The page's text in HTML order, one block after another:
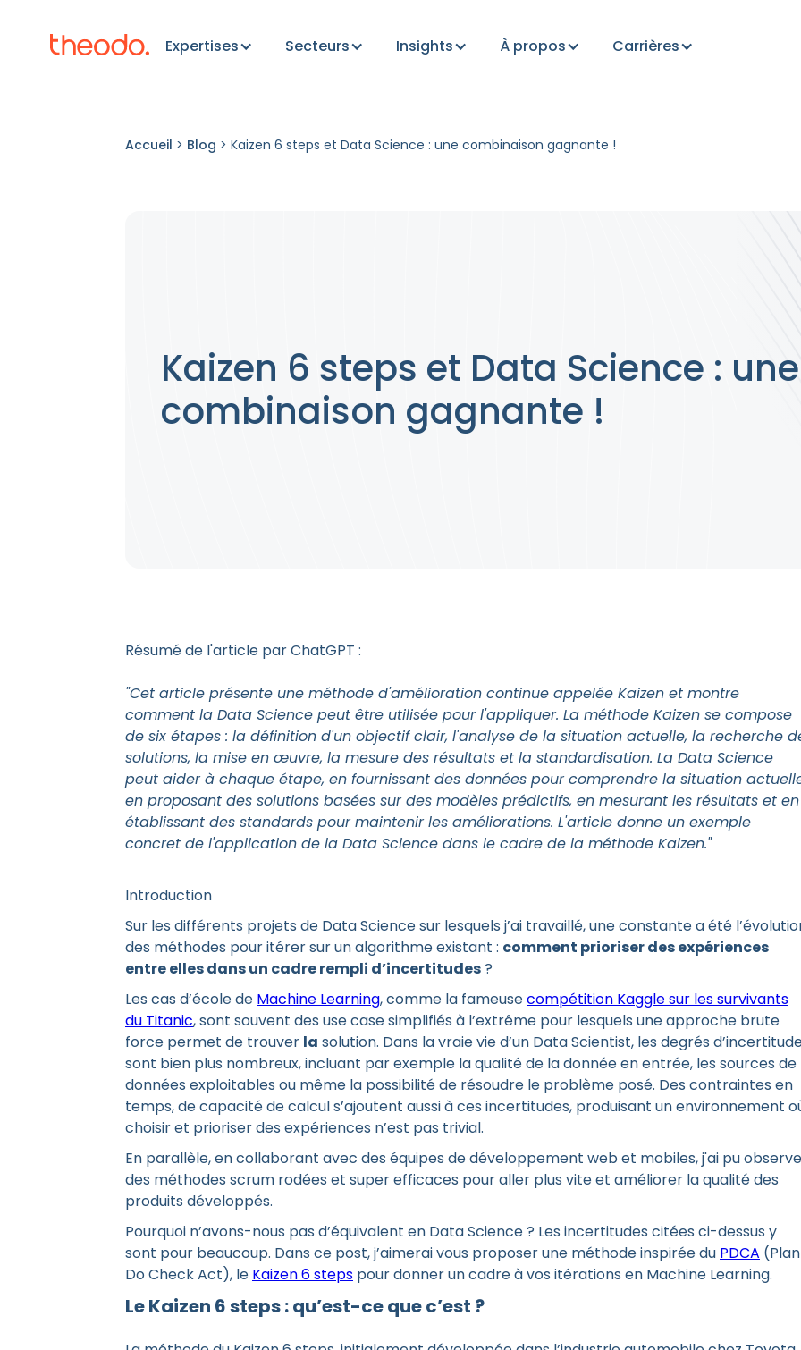
Expertises Secteurs Insights À propos Carrières
Accueil > Blog > Kaizen 6 steps et Data Science : une combinaison gagnante !
Kaizen 6 steps et Data Science : une
combinaison gagnante !
Résumé de l'article par ChatGPT :
"Cet article présente une méthode d'amélioration continue appelée Kaizen et montre
comment la Data Science peut être utilisée pour l'appliquer. La méthode Kaizen se compose
de six étapes : la définition d'un objectif clair, l'analyse de la situation actuelle, la recherche
solutions, la mise en œuvre, la mesure des résultats et la standardisation. La Data Science
peut aider à chaque étape, en fournissant des données pour comprendre la situation
en proposant des solutions basées sur des modèles prédictifs, en mesurant les résultats et en
établissant des standards pour maintenir les améliorations. L'article donne un exemple
concret de l'application de la Data Science dans le cadre de la méthode Kaizen."
Introduction
Sur les différents projets de Data Science sur lesquels j’ai travaillé, une constante a été
des méthodes pour itérer sur un algorithme existant : comment prioriser des expériences
entre elles dans un cadre rempli d’incertitudes?
Les cas d’école de Machine Learning, comme la fameusecompétition Kaggle sur les survivants
du Titanic, sont souvent des use case simplifiés à l’extrême pour lesquels une approche brute
force permet de trouver la solution. Dans la vraie vie d’un Data Scientist, les degrés
sont bien plus nombreux, incluant par exemple la qualité de la donnée en entrée, les sources de
données exploitables ou même la possibilité de résoudre le problème posé. Des contraintes en
temps, de capacité de calcul s’ajoutent aussi à ces incertitudes, produisant un environnement
choisir et prioriser des expériences n’est pas trivial.
En parallèle, en collaborant avec des équipes de développement web et mobiles, j'ai pu
des méthodes scrum rodées et super efficaces pour aller plus vite et améliorer la qualité des
produits développés.
Pourquoi n’avons-nous pas d’équivalent en Data Science ? Les incertitudes citées ci-dessus y
sont pour beaucoup. Dans ce post, j’aimerai vous proposer une méthode inspirée du PDCA (Plan
Do Check Act), le Kaizen 6 steps pour donner un cadre à vos itérations en Machine Learning.
Le Kaizen 6 steps : qu’est-ce que c’est ?